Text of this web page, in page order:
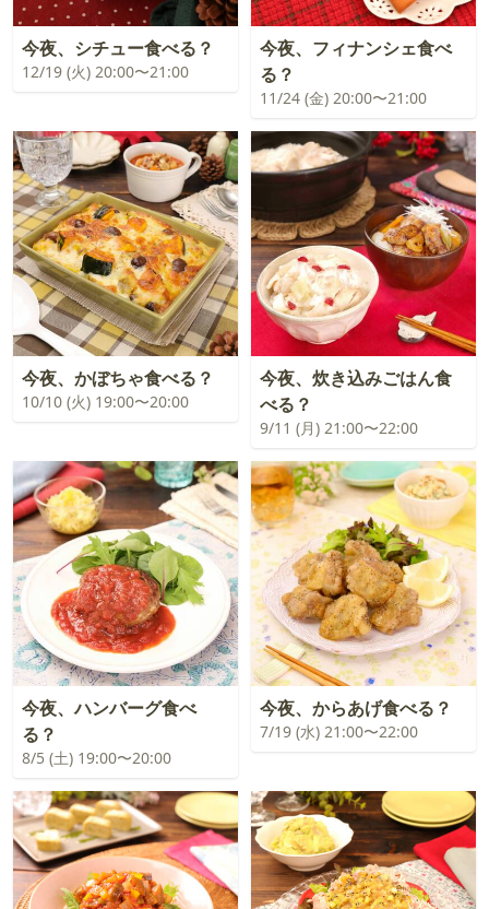
今夜、シチュー食べる？
12/19 (火) 20:00〜21:00
今夜、フィナンシェ食べ
る？
11/24 (金) 20:00〜21:00
今夜、かぼちゃ食べる？
10/10 (火) 19:00〜20:00
今夜、炊き込みごはん食
べる？
9/11 (月) 21:00〜22:00
今夜、ハンバーグ食べ
る？
8/5 (土) 19:00〜20:00
今夜、からあげ食べる？
7/19 (水) 21:00〜22:00